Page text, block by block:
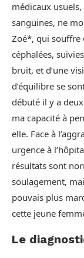
médicaux
sanguines, ne
Zoé*, qui souffre
céphalées,
bruit, et d’une
d’équilibre se
débuté il y a
ma capacité à
elle. Face à
urgence à
résultats sont
soulagement,
pouvais plus
cette jeune
Le